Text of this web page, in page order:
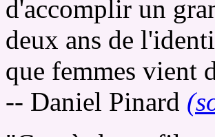
d'accomplir un
deux ans de
que femmes vient
-- Daniel Pinard